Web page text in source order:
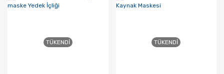
TÜKENDI TÜKENDI